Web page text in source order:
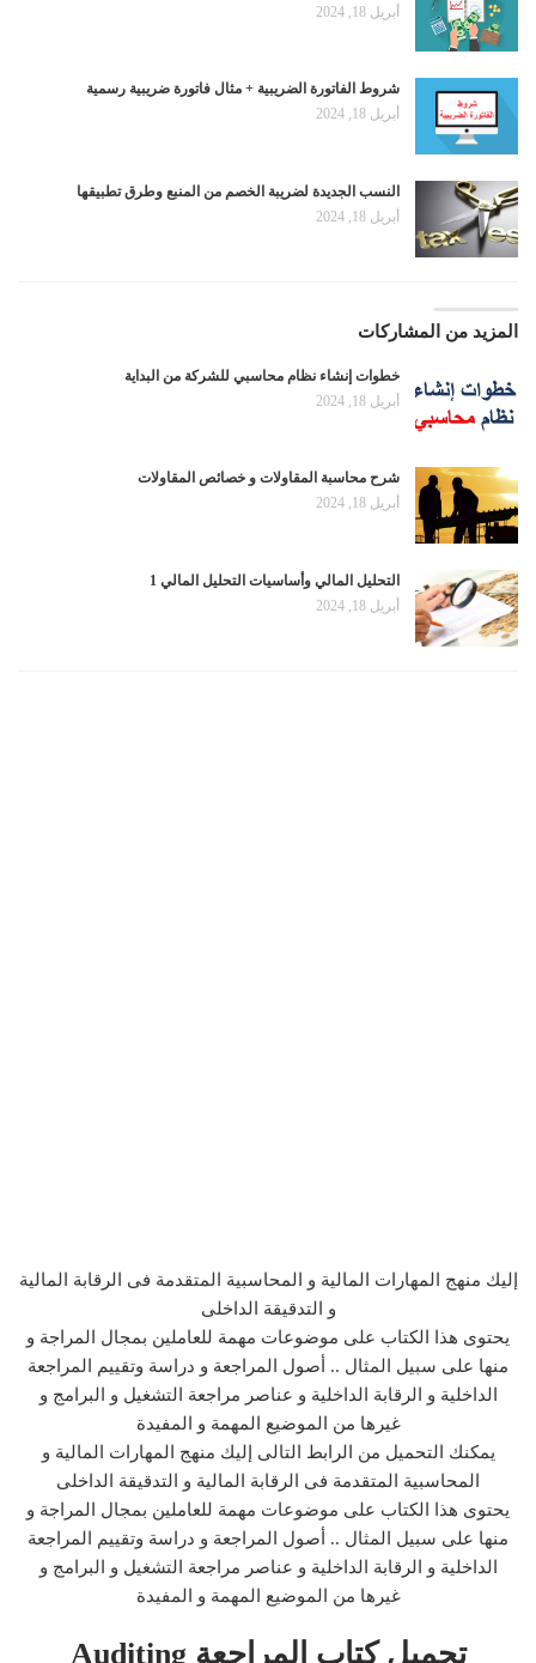
أبريل 18, 2024
شروط الفاتورة الضريبية + مثال فاتورة ضريبية رسمية
أبريل 18, 2024
النسب الجديدة لضريبة الخصم من المنبع وطرق تطبيقها
أبريل 18, 2024
المزيد من المشاركات
خطوات إنشاء نظام محاسبي للشركة من البداية
أبريل 18, 2024
شرح محاسبة المقاولات و خصائص المقاولات
أبريل 18, 2024
التحليل المالي وأساسيات التحليل المالي 1
أبريل 18, 2024
إليك منهج المهارات المالية و المحاسبية المتقدمة فى الرقابة المالية
و التدقيقة الداخلى
يحتوى هذا الكتاب على موضوعات مهمة للعاملين بمجال المراجة و
منها على سبيل المثال .. أصول المراجعة و دراسة وتقييم المراجعة
الداخلية و الرقابة الداخلية و عناصر مراجعة التشغيل و البرامج و
غيرها من الموضيع المهمة و المفيدة
يمكنك التحميل من الرابط التالى إليك منهج المهارات المالية و
المحاسبية المتقدمة فى الرقابة المالية و التدقيقة الداخلى
يحتوى هذا الكتاب على موضوعات مهمة للعاملين بمجال المراجة و
منها على سبيل المثال .. أصول المراجعة و دراسة وتقييم المراجعة
الداخلية و الرقابة الداخلية و عناصر مراجعة التشغيل و البرامج و
غيرها من الموضيع المهمة و المفيدة
تحميل كتاب المراجعة Auditing